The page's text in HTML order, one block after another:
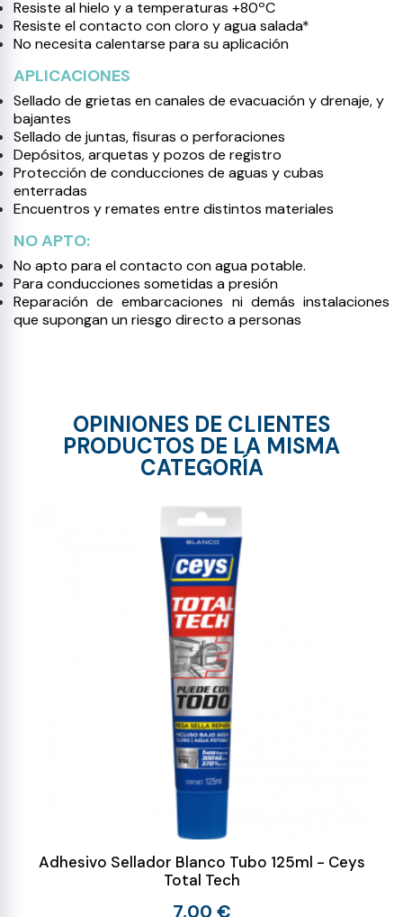
Resiste al hielo y a temperaturas +80ºC
Resiste el contacto con cloro y agua salada*
No necesita calentarse para su aplicación
APLICACIONES
Sellado de grietas en canales de evacuación y drenaje, y
bajantes
Sellado de juntas, fisuras o perforaciones
Depósitos, arquetas y pozos de registro
Protección de conducciones de aguas y cubas
enterradas
Encuentros y remates entre distintos materiales
NO APTO:
No apto para el contacto con agua potable.
Para conducciones sometidas a presión
Reparación de embarcaciones ni demás instalaciones
que supongan un riesgo directo a personas
OPINIONES DE CLIENTES
PRODUCTOS DE LA MISMA
CATEGORÍA
Adhesivo Sellador Blanco Tubo 125ml - Ceys
Total Tech
7,00 €